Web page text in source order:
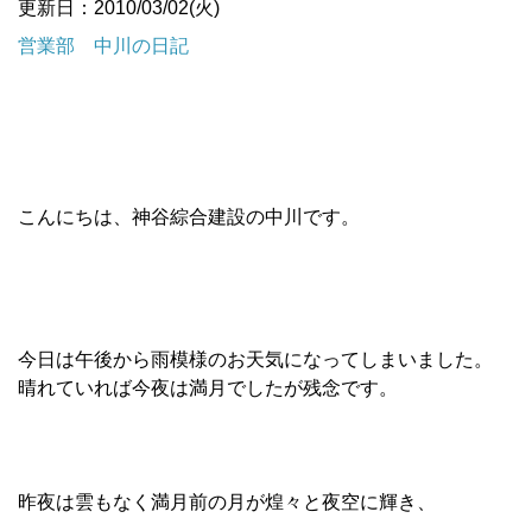
更新日：2010/03/02(火)
営業部 中川の日記
こんにちは、神谷綜合建設の中川です。
今日は午後から雨模様のお天気になってしまいました。
晴れていれば今夜は満月でしたが残念です。
昨夜は雲もなく満月前の月が煌々と夜空に輝き、